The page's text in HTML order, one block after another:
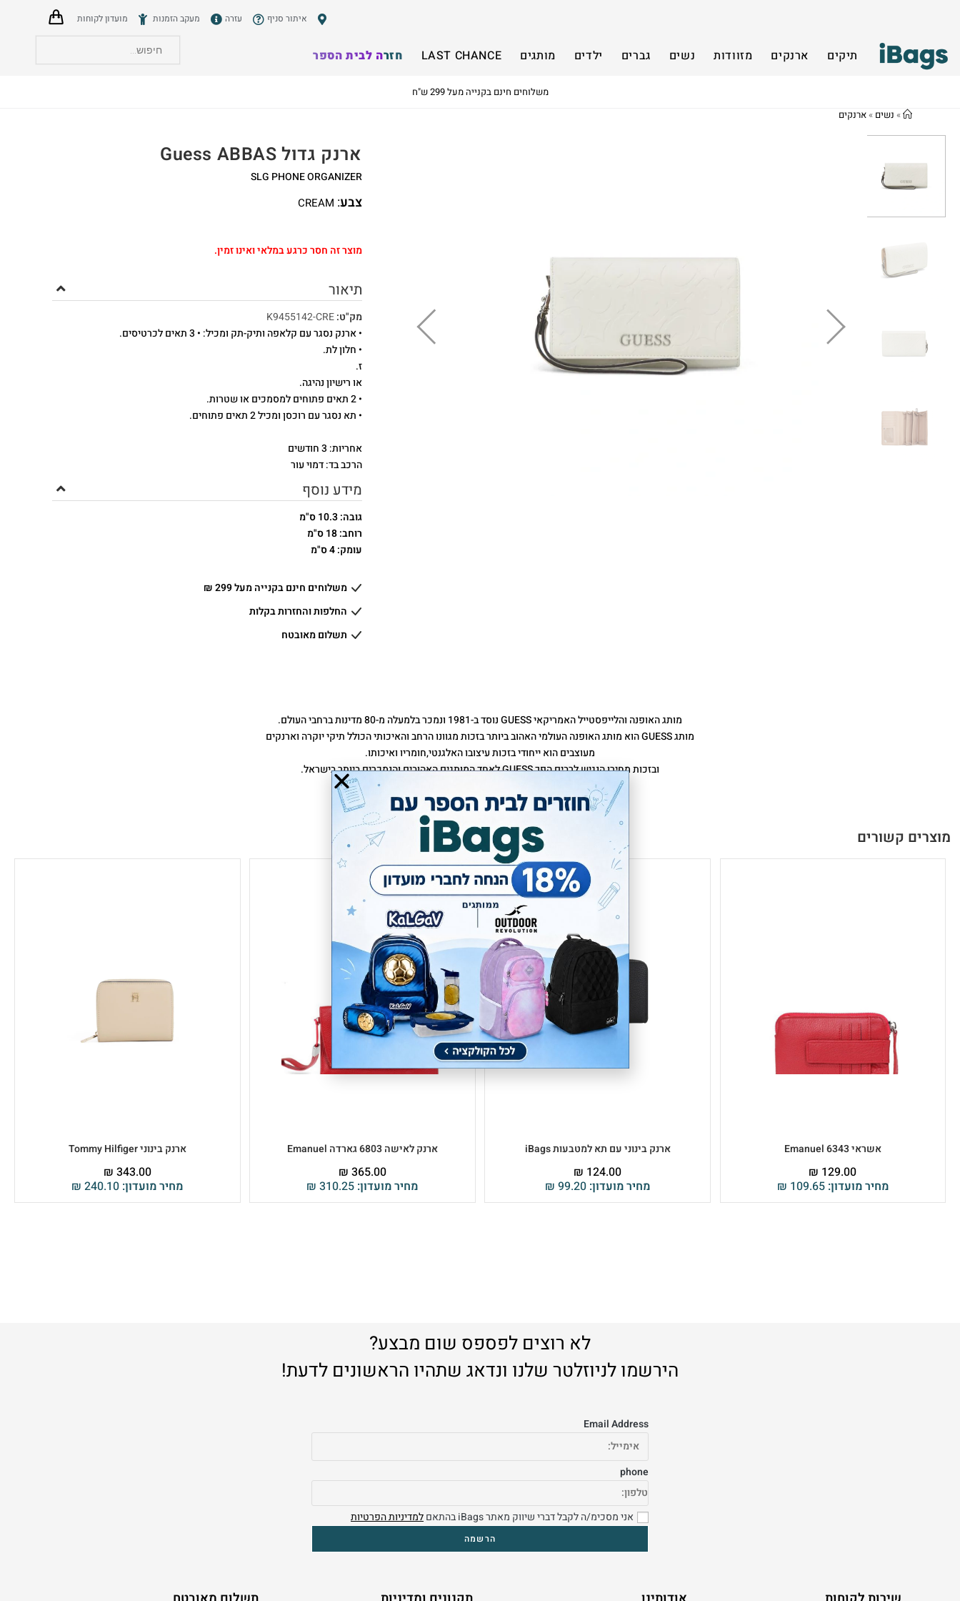
איתור סניף עזרה מעקב הזמנות מועדון לקוחות
תיקים ארנקים מזוודות נשים גברים ילדים מותגים LAST CHANCE חזרה לבית הספר
משלוחים חינם בקנייה מעל 299 ש"ח
» נשים »ארנקים
ארנק גדול Guess ABBAS
SLG PHONE ORGANIZER
צבע:
CREAM
מוצר זה חסר כרגע במלאי ואינו זמין.
תיאור
מק"ט:K9455142-CRE
• ארנק נסגר עם קלאפה ותיק-תק ומכיל: • 3 תאים לכרטיסים.
• חלון לת.
ז.
או רישיון נהיגה.
• 2 תאים פתוחים למסמכים או שטרות.
• תא נסגר עם רוכסן ומכיל 2 תאים פתוחים.
אחריות: 3 חודשים
הרכב בד: דמוי עור
מידע נוסף
גובה: 10.3 ס"מ
רוחב: 18 ס"מ
עומק: 4 ס"מ
משלוחים חינם בקנייה מעל 299 ₪
החלפות והחזרות בקלות
תשלום מאובטח
מותג האופנה והלייפסטייל האמריקאי GUESS נוסד ב-1981 ונמכר בלמעלה מ-80 מדינות ברחבי העולם.
מותג GUESS הוא מותג האופנה העולמי האהוב ביותר בזכות מגוונו הרחב והאיכותי הכולל תיקי יוקרה וארנקים
מעוצבים הוא ייחודי בזכות עיצובו האלגנטי,חומריו ואיכותו.
ובזכות מחירו הנגיש לרבים הפך GUESS לאחד המותגים האהובים והנמכרים ביותר בישראל.
מוצרים קשורים
אשראי Emanuel 6343
מחיר מועדון: ₪ 109.65
₪ 129.00
ארנק בינוני עם תא למטבעות iBags
מחיר מועדון: ₪ 99.20
₪ 124.00
ארנק לאישה 6803 גארדה Emanuel
מחיר מועדון: ₪ 310.25
₪ 365.00
ארנק בינוני Tommy Hilfiger
מחיר מועדון: ₪ 240.10
₪ 343.00
לא רוצים לפספס שום מבצע?
הירשמו לניוזלטר שלנו ונדאג שתהיו הראשונים לדעת!
Email Address
phone
אני מסכימ/ה לקבל דברי שיווק מאתר iBags בהתאם למדיניות הפרטיות